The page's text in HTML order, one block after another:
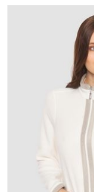
Badezimmer & Sauna
Plaids, Decken, Kissen